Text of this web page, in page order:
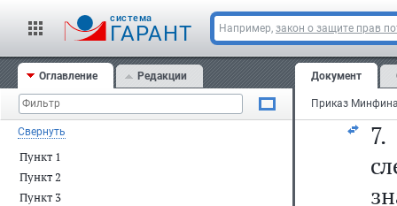
cистема
ГАРАНТ Например, закон о защите прав
Оглавление Редакции
Свернуть
Пункт 1
Пункт 2
Пункт 3
Документ
в
7.